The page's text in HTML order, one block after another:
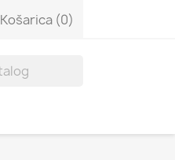
Košarica (0)